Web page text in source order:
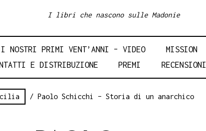
I libri che nascono sulle Madonie
I NOSTRI PRIMI VENT’ANNI – VIDEO MISSION
E DISTRIBUZIONE
PREMI RECENSIONI
/ Paolo Schicchi – Storia di un anarchico